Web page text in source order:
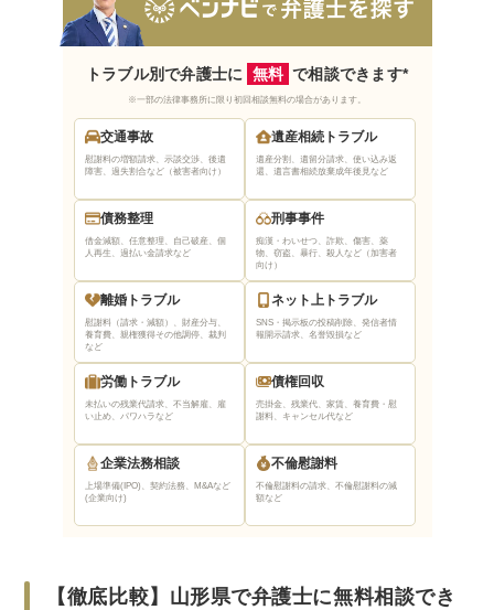
山形県で法律相談する方法4選│特徴と選び方を
紹介
対面での法律相談
メール・LINEでの法律相談
オンラインでの法律相談
山形県の弁護士に相談するときの5つの注意点
相談前に時系列をメモでまとめておこう
聞きたいことは箇条書きでまとめておこう
証拠になりそうなものは持っていこう
事実はありのまま伝えよう
目指すゴールを決めておこう
ント
困りごとと弁護士事務所の得意分野がマッチ
トラブル別で弁護士に 無料 で相談できます*
※一部の法律事務所に限り初回相談無料の場合があります。
交通事故
慰謝料の増額請求、示談交渉、後遺
障害、過失割合など（被害者向け）
遺産相続トラブル
遺産分割、遺留分請求、使い込み返
還、遺言書相続放棄成年後見など
債務整理
借金減額、任意整理、自己破産、個
人再生、過払い金請求など
刑事事件
痴漢・わいせつ、詐欺、傷害、薬
物、窃盗、暴行、殺人など（加害者
向け）
離婚トラブル
慰謝料（請求・減額）、財産分与、
養育費、親権獲得その他調停、裁判
など
ネット上トラブル
SNS・掲示板の投稿削除、発信者情
報開示請求、名誉毀損など
労働トラブル
未払いの残業代請求、不当解雇、雇
い止め、パワハラなど
債権回収
売掛金、残業代、家賃、養育費・慰
謝料、キャンセル代など
企業法務相談
上場準備(IPO)、契約法務、M&Aなど
(企業向け)
不倫慰謝料
不倫慰謝料の請求、不倫慰謝料の減
額など
【徹底比較】山形県で弁護士に無料相談でき